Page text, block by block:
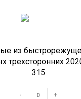
из
трехсторонних
315
- +